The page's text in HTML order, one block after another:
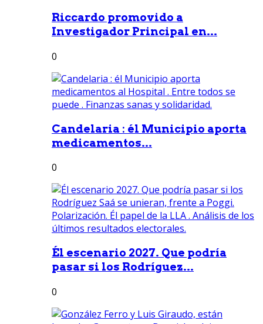
Riccardo promovido a
Investigador Principal en...
0
Candelaria : él Municipio aporta
medicamentos...
0
Él escenario 2027. Que podría
pasar si los Rodríguez...
0